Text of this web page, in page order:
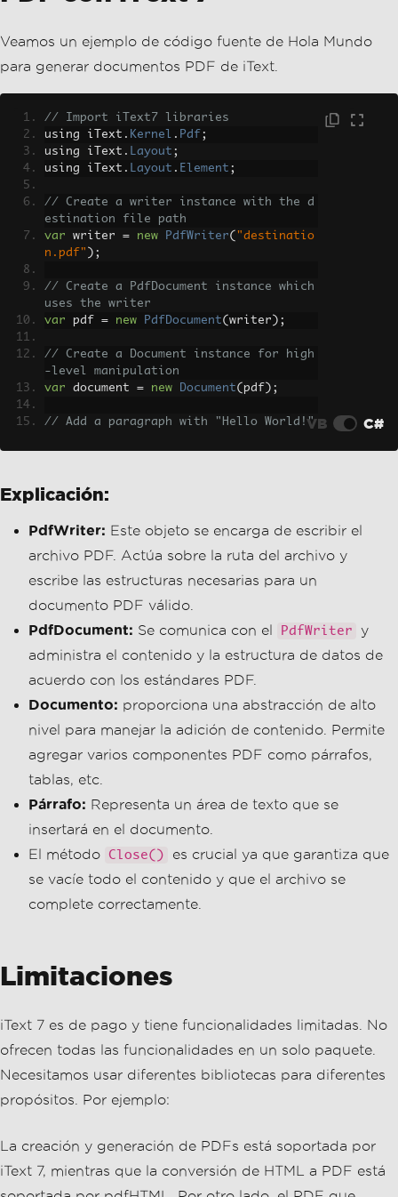
Veamos un ejemplo de código fuente de Hola Mundo
para generar documentos PDF de iText.
// Import iText7 libraries
using iText . Kernel . Pdf ;
using iText . Layout ;
using iText . Layout . Element ;
// Create a writer instance with the d
estination file path
var writer = new PdfWriter( "destinatio
n.pdf" );
// Create a PdfDocument instance which
uses the writer
var pdf = new PdfDocument( writer );
// Create a Document instance for high
-level manipulation
var document = new Document( pdf );
// Add a paragraph with "Hello World!"
s are saved
();
VB C#
Explicación:
PdfWriter: Este objeto se encarga de escribir el
archivo PDF. Actúa sobre la ruta del archivo y
escribe las estructuras necesarias para un
documento PDF válido.
PdfDocument: Se comunica con el PdfWriter
y
administra el contenido y la estructura de datos de
acuerdo con los estándares PDF.
Documento: proporciona una abstracción de alto
nivel para manejar la adición de contenido. Permite
agregar varios componentes PDF como párrafos,
tablas, etc.
Párrafo: Representa un área de texto que se
insertará en el documento.
El método Close()
es crucial ya que garantiza que
se vacíe todo el contenido y que el archivo se
complete correctamente.
Limitaciones
iText 7 es de pago y tiene funcionalidades limitadas. No
ofrecen todas las funcionalidades en un solo paquete.
Necesitamos usar diferentes bibliotecas para diferentes
propósitos. Por ejemplo:
La creación y generación de PDFs está soportada por
iText 7, mientras que la conversión de HTML a PDF está